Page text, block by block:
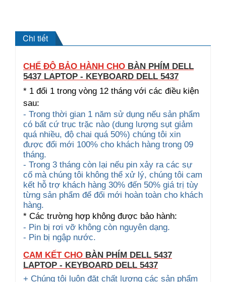
Chi tiết
CHẾ ĐỘ BẢO HÀNH CHO BÀN PHÍM DELL
5437 LAPTOP - KEYBOARD DELL 5437
* 1 đổi 1 trong vòng 12 tháng với các điều kiện
sau:
- Trong thời gian 1 năm sử dụng nếu sản phẩm
có bất cứ trục trặc nào (dung lượng sụt giảm
quá nhiều, độ chai quá 50%) chúng tôi xin
được đổi mới 100% cho khách hàng trong 09
tháng.
- Trong 3 tháng còn lại nếu pin xảy ra các sự
cố mà chúng tôi không thể xử lý, chúng tôi cam
kết hỗ trợ khách hàng 30% đến 50% giá trị tùy
từng sản phẩm để đổi mới hoàn toàn cho khách
hàng.
* Các trường hợp không được bảo hành:
- Pin bị rơi vỡ không còn nguyên dạng.
- Pin bị ngập nước.
CAM KẾT CHO BÀN PHÍM DELL 5437
LAPTOP - KEYBOARD DELL 5437
+ Chúng tôi luôn đặt chất lượng các sản phẩm